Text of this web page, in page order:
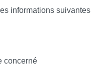
informations suivantes
concerné